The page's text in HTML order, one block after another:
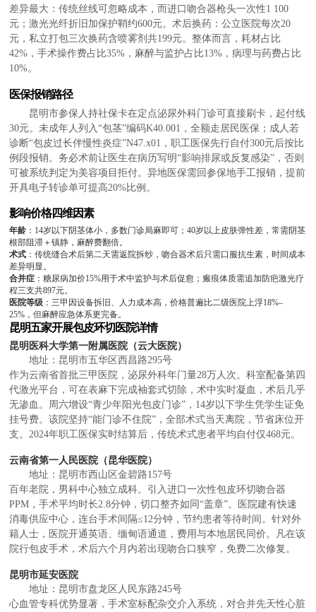
差异最大：传统丝线可忽略成本，而进口吻合器枪头一次性1 100
元；激光光纤折旧加保护鞘约600元。术后换药：公立医院每次20
元，私立打包三次换药含喷雾剂共199元。整体而言，耗材占比
42%，手术操作费占比35%，麻醉与监护占比13%，病理与药费占比
10%。
医保报销路径
昆明市参保人持社保卡在定点泌尿外科门诊可直接刷卡，起付线
30元。未成年人列入“包茎”编码K40.001，全额走居民医保；成人若
诊断“包皮过长伴慢性炎症”N47.x01，职工医保先行自付300元后按比
例段报销。务必术前让医生在病历写明“影响排尿或反复感染”，否则
可被系统判定为美容项目拒付。异地医保需回参保地手工报销，提前
开具电子转诊单可提高20%比例。
影响价格四维因素
年龄 ：14岁以下阴茎体小，多数门诊局麻即可；40岁以上皮肤弹性差，常需阴茎
根部阻滞＋镇静，麻醉费翻倍。
术式 ：传统缝合术后第二天需返院拆纱，吻合器术后只需口服抗生素，时间成本
差异明显。
合并症 ：糖尿病加价15%用于术中监护与术后促愈；瘢痕体质需追加防疤激光疗
程三支共897元。
医院等级 ：三甲因设备拆旧、人力成本高，价格普遍比二级医院上浮18%–
25%，但麻醉应急体系更完备。
昆明五家开展包皮环切医院详情
昆明医科大学第一附属医院（云大医院）
地址：昆明市五华区西昌路295号
作为云南省首批三甲医院，泌尿外科年门量28万人次。科室配备第四
代激光平台，可在表麻下完成袖套式切除，术中实时凝血，术后几乎
无渗血。周六增设“青少年阳光包皮门诊”，14岁以下学生凭学生证免
挂号费。该院坚持“能门诊不住院”，全部术式当天离院，节省床位开
支。2024年职工医保实时结算后，传统术式患者平均自付仅468元。
云南省第一人民医院（昆华医院）
地址：昆明市西山区金碧路157号
百年老院，男科中心独立成科。引入进口一次性包皮环切吻合器
PPM，手术平均时长2.8分钟，切口整齐如同“盖章”。医院建有快速
消毒供应中心，连台手术间隔≤12分钟，节约患者等待时间。针对外
籍人士，医院开通英语、缅甸语通道，费用与本地居民同价。凡在该
院行包皮手术，术后六个月内若出现吻合口狭窄，免费二次修复。
昆明市延安医院
地址：昆明市盘龙区人民东路245号
心血管专科优势显著，手术室标配杂交介入系统，对合并先天性心脏